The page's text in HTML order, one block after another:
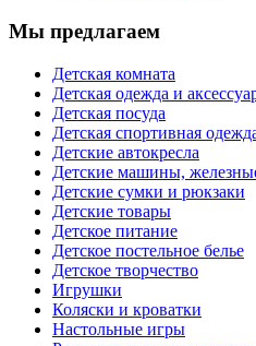
Мы предлагаем
Детская комната
Детская одежда и
Детская посуда
Детская спортивная
Детские автокресла
Детские машины,
Детские сумки и рюкзаки
Детские товары
Детское питание
Детское постельное белье
Детское творчество
Игрушки
Коляски и кроватки
Настольные игры